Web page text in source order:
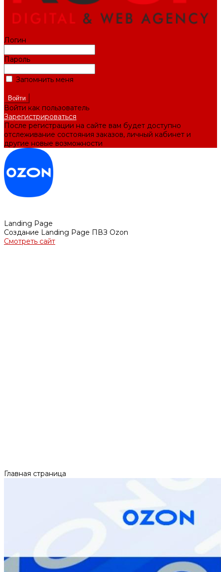
Логин
Пароль
Запомнить меня
Войти как пользователь
Зарегистрироваться
После регистрации на сайте вам будет доступно
отслеживание состояния заказов, личный кабинет и
другие новые возможности
Landing Page
Создание Landing Page ПВЗ Ozon
Смотреть сайт
Главная страница